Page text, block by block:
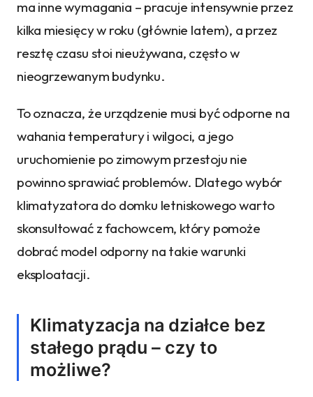
ma inne wymagania – pracuje intensywnie przez
kilka miesięcy w roku (głównie latem), a przez
resztę czasu stoi nieużywana, często w
nieogrzewanym budynku.
To oznacza, że urządzenie musi być odporne na
wahania temperatury i wilgoci, a jego
uruchomienie po zimowym przestoju nie
powinno sprawiać problemów. Dlatego wybór
klimatyzatora do domku letniskowego warto
skonsultować z fachowcem, który pomoże
dobrać model odporny na takie warunki
eksploatacji.
Klimatyzacja na działce bez
stałego prądu – czy to
możliwe?